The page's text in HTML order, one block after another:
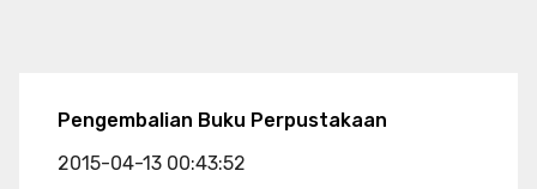
Pengembalian Buku Perpustakaan
2015-04-13 00:43:52